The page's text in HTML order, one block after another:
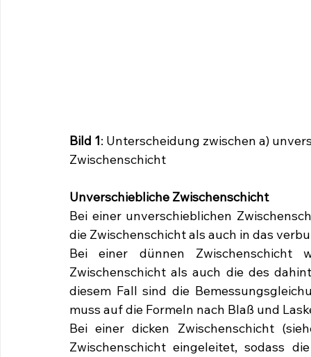
Bild 1: Unterscheidung zwischen a)
Zwischenschicht
Unverschiebliche Zwischenschicht
Bei einer unverschieblichen
die Zwischenschicht als auch in das
Bei einer dünnen Zwischenschicht
Zwischenschicht als auch die des
diesem Fall sind die
muss auf die Formeln nach Blaß und
Bei einer dicken Zwischenschicht
Zwischenschicht eingeleitet, sodass